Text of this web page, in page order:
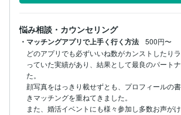
悩み相談・カウンセリング
・マッチングアプリで上手く行く方法
500円〜
どのアプリでも必ずいいね数がカンストしたり
っていた実績があり、結果として最良のパート
た。
顔写真をはっきり載せずとも、プロフィールの
きマッチングを重ねてきました。
また、婚活イベントにも様々参加し多数お声が